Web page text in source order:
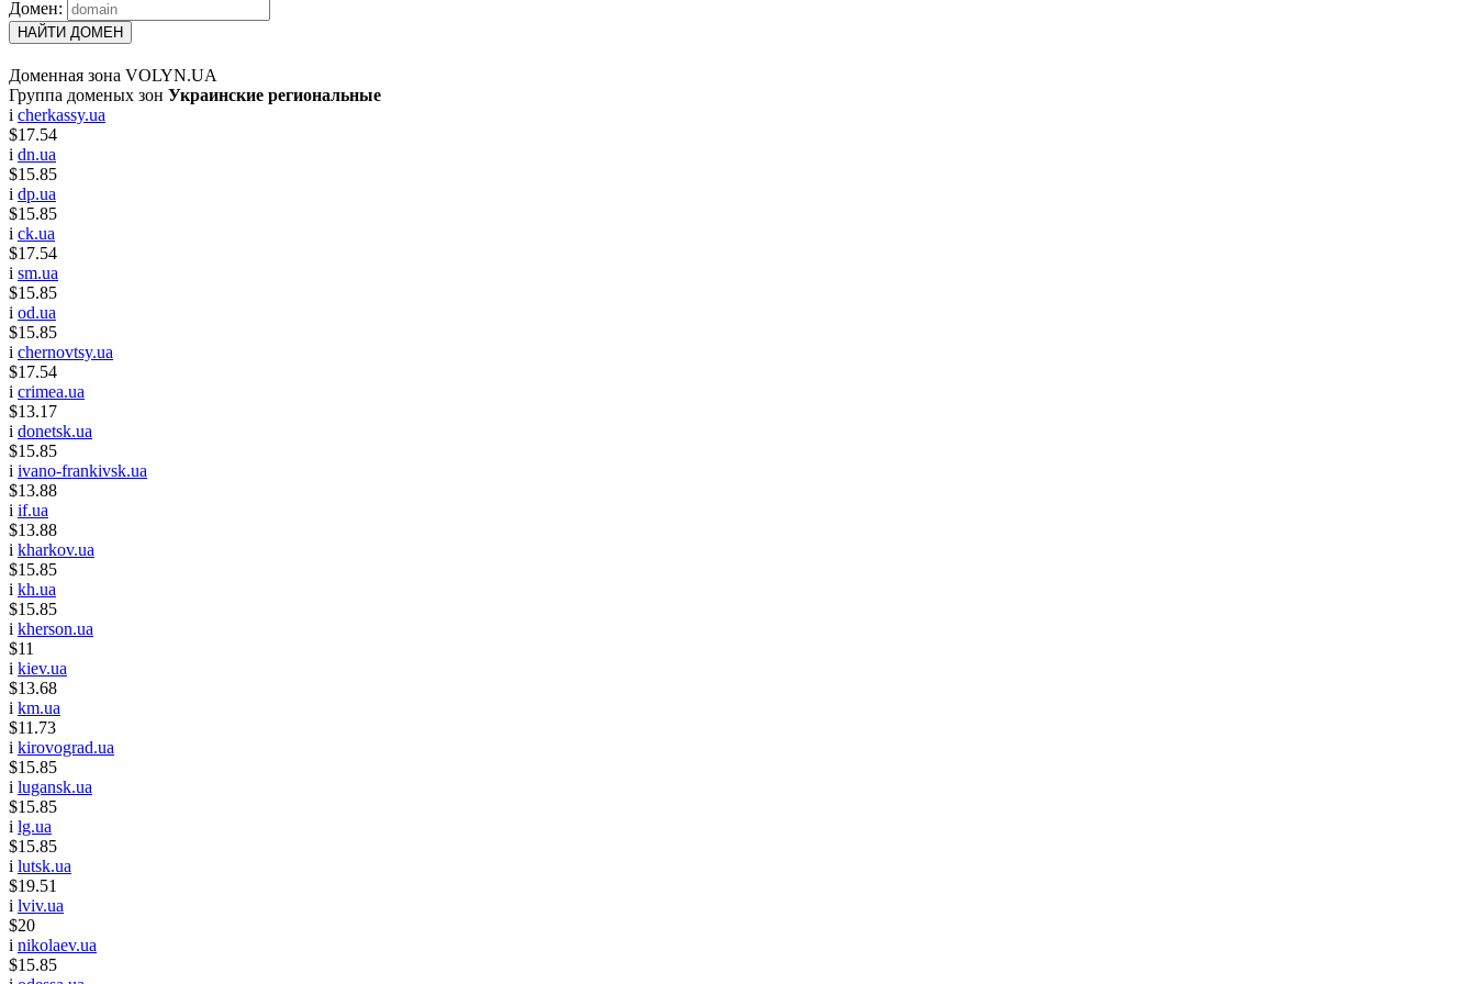
Домен:
НАЙТИ ДОМЕН
Доменная зона VOLYN.UA
Группа доменых зон Украинские региональные
i cherkassy.ua
$17.54
i dn.ua
$15.85
i dp.ua
$15.85
i ck.ua
$17.54
i sm.ua
$15.85
i od.ua
$15.85
i chernovtsy.ua
$17.54
i crimea.ua
$13.17
i donetsk.ua
$15.85
i ivano-frankivsk.ua
$13.88
i if.ua
$13.88
i kharkov.ua
$15.85
i kh.ua
$15.85
i kherson.ua
$11
i kiev.ua
$13.68
i km.ua
$11.73
i kirovograd.ua
$15.85
i lugansk.ua
$15.85
i lg.ua
$15.85
i lutsk.ua
$19.51
i lviv.ua
$20
i nikolaev.ua
$15.85